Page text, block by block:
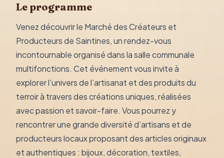
Le programme
Venez découvrir le Marché des Créateurs et
Producteurs de Saintines, un rendez-vous
incontournable organisé dans la salle communale
multifonctions. Cet événement vous invite à
explorer l’univers de l’artisanat et des produits du
terroir à travers des créations uniques, réalisées
avec passion et savoir-faire. Vous pourrez y
rencontrer une grande diversité d’artisans et de
producteurs locaux proposant des articles originaux
et authentiques : bijoux, décoration, textiles,